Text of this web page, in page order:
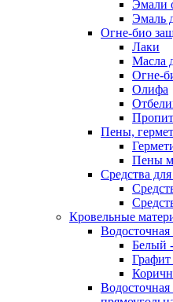
Эмали
Эмаль
Огне-био
Лаки
Масла
Огне-
Олифа
Пены,
Пены
Средства
Кровельные
Водосточная
Белый
Водосточная